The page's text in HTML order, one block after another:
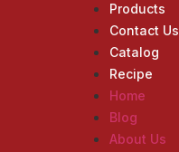
Products
Contact Us
Catalog
Recipe
Home
Blog
About Us